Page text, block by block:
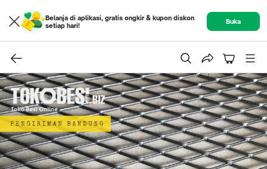
Belanja di aplikasi, gratis ongkir & kupon diskon
setiap hari!
Buka